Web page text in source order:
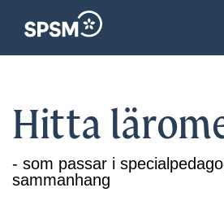
Hitta
- som passar i
sammanhang